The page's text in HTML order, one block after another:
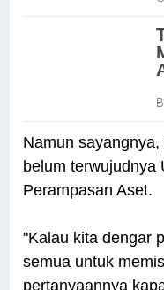
Namun
belum terwujudnya
Perampasan Aset.
"Kalau kita dengar
semua untuk
pertanyaannya